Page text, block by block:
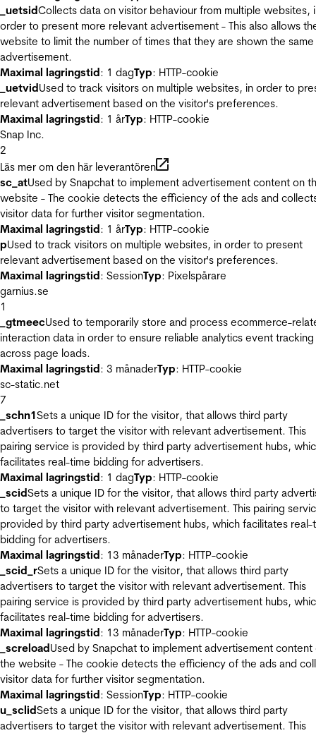
_uetsidCollects data on visitor behaviour from multiple websites,
order to present more relevant advertisement - This also allows
website to limit the number of times that they are shown the same
advertisement.
Maximal lagringstid: 1 dagTyp: HTTP-cookie
_uetvidUsed to track visitors on multiple websites, in order to
relevant advertisement based on the visitor's preferences.
Maximal lagringstid: 1 årTyp: HTTP-cookie
Snap Inc.
2
Läs mer om den här leverantören
sc_atUsed by Snapchat to implement advertisement content on
website - The cookie detects the efficiency of the ads and
visitor data for further visitor segmentation.
Maximal lagringstid: 1 årTyp: HTTP-cookie
pUsed to track visitors on multiple websites, in order to present
relevant advertisement based on the visitor's preferences.
Maximal lagringstid: SessionTyp: Pixelspårare
garnius.se
1
_gtmeecUsed to temporarily store and process ecommerce-
interaction data in order to ensure reliable analytics event tracking
across page loads.
Maximal lagringstid: 3 månaderTyp: HTTP-cookie
sc-static.net
7
_schn1Sets a unique ID for the visitor, that allows third party
advertisers to target the visitor with relevant advertisement. This
pairing service is provided by third party advertisement hubs,
facilitates real-time bidding for advertisers.
Maximal lagringstid: 1 dagTyp: HTTP-cookie
_scidSets a unique ID for the visitor, that allows third party
to target the visitor with relevant advertisement. This pairing
provided by third party advertisement hubs, which facilitates real-
bidding for advertisers.
Maximal lagringstid: 13 månaderTyp: HTTP-cookie
_scid_rSets a unique ID for the visitor, that allows third party
advertisers to target the visitor with relevant advertisement. This
pairing service is provided by third party advertisement hubs,
facilitates real-time bidding for advertisers.
Maximal lagringstid: 13 månaderTyp: HTTP-cookie
_screloadUsed by Snapchat to implement advertisement content
the website - The cookie detects the efficiency of the ads and
visitor data for further visitor segmentation.
Maximal lagringstid: SessionTyp: HTTP-cookie
u_sclidSets a unique ID for the visitor, that allows third party
advertisers to target the visitor with relevant advertisement. This